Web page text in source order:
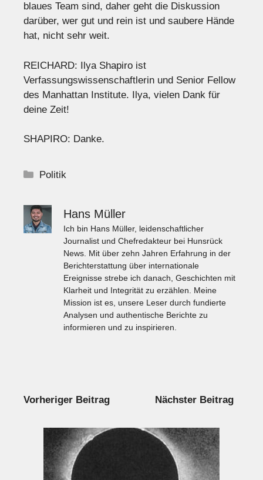
blaues Team sind, daher geht die Diskussion
darüber, wer gut und rein ist und saubere Hände
hat, nicht sehr weit.
REICHARD: Ilya Shapiro ist
Verfassungswissenschaftlerin und Senior Fellow
des Manhattan Institute. Ilya, vielen Dank für
deine Zeit!
SHAPIRO: Danke.
Kategorien
Politik
Hans Müller
Ich bin Hans Müller, leidenschaftlicher
Journalist und Chefredakteur bei Hunsrück
News. Mit über zehn Jahren Erfahrung in der
Berichterstattung über internationale
Ereignisse strebe ich danach, Geschichten mit
Klarheit und Integrität zu erzählen. Meine
Mission ist es, unsere Leser durch fundierte
Analysen und authentische Berichte zu
informieren und zu inspirieren.
Vorheriger Beitrag Nächster Beitrag